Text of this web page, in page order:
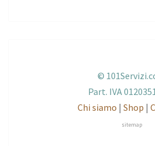
©
Part. IVA
Chi siamo | Shop |
sitemap